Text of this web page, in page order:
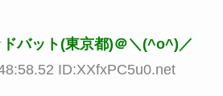
バット(東京都)＠＼(^o^)／
ID:XXfxPC5u0.net